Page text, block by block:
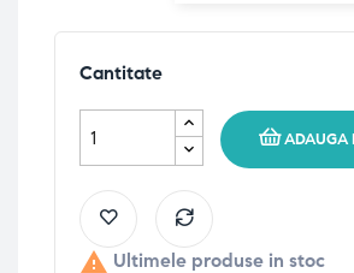
Cantitate
ADAUGA
 Ultimele produse in stoc